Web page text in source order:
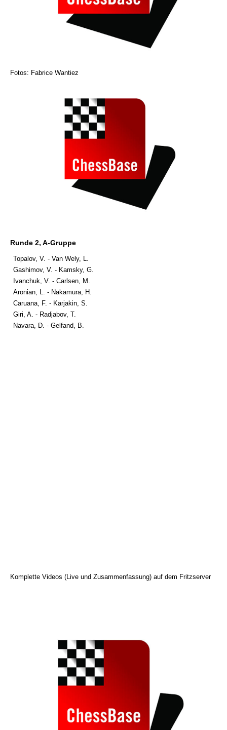
Fotos: Fabrice Wantiez
Runde 2, A-Gruppe
Topalov, V. - Van Wely, L.
Gashimov, V. - Kamsky, G.
Ivanchuk, V. - Carlsen, M.
Aronian, L. - Nakamura, H.
Caruana, F. - Karjakin, S.
Giri, A. - Radjabov, T.
Navara, D. - Gelfand, B.
Komplette Videos (Live und Zusammenfassung) auf dem Fritzserver